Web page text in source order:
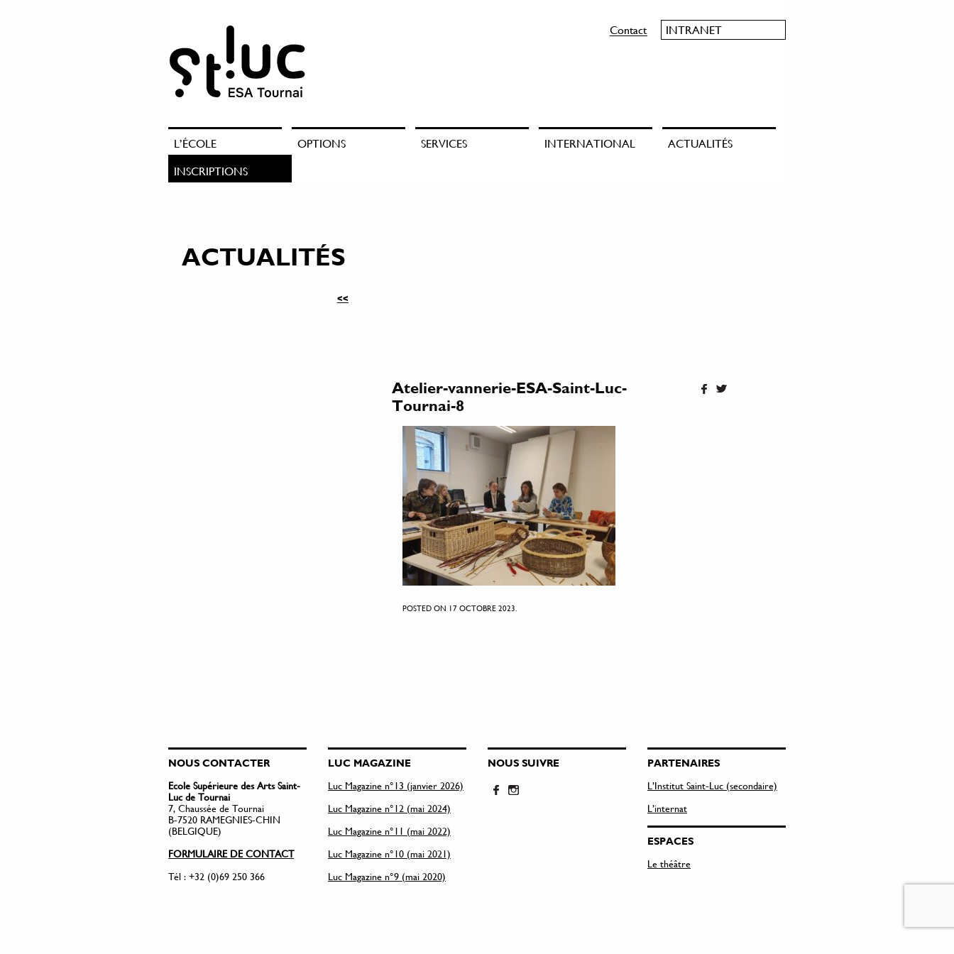
Contact INTRANET
L’ÉCOLE OPTIONS SERVICES INTERNATIONAL
ACTUALITÉS
INSCRIPTIONS
ACTUALITÉS
<<
Atelier-vannerie-ESA-Saint-Luc-
Tournai-8
POSTED ON 17 OCTOBRE 2023.
NOUS CONTACTER
Ecole Supérieure des Arts Saint-
Luc de Tournai
7, Chaussée de Tournai
B-7520 RAMEGNIES-CHIN
(BELGIQUE)
FORMULAIRE DE CONTACT
Tél : +32 (0)69 250 366
LUC MAGAZINE
Luc Magazine n°13 (janvier 2026)
Luc Magazine n°12 (mai 2024)
Luc Magazine n°11 (mai 2022)
Luc Magazine n°10 (mai 2021)
Luc Magazine n°9 (mai 2020)
NOUS SUIVRE
PARTENAIRES
L’Institut Saint-Luc (secondaire)
L’internat
ESPACES
Le théâtre